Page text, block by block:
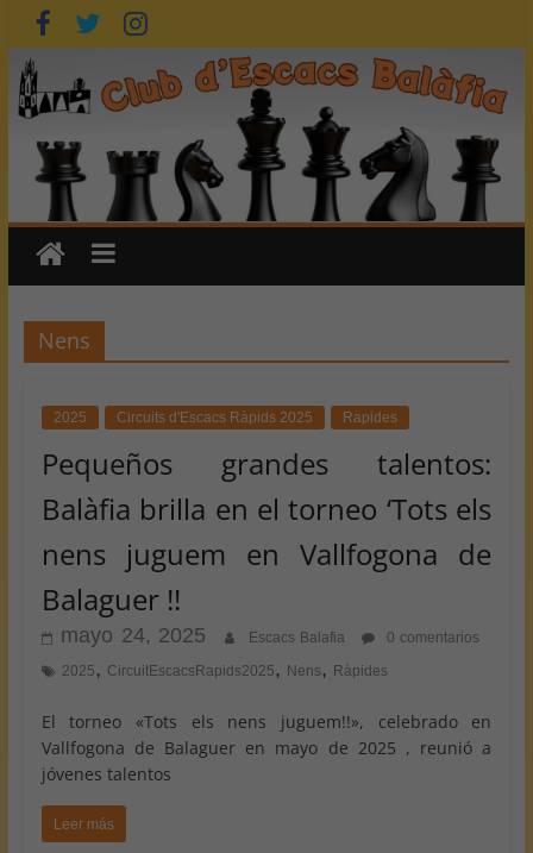
Saltar
al
contenido
Nens
2025 Circuits d'Escacs Ràpids 2025 Rapides
Pequeños grandes talentos:
Balàfia brilla en el torneo ‘Tots els
nens juguem en Vallfogona de
Balaguer !!
mayo 24, 2025 Escacs Balafia
0 comentarios
2025, CircuitEscacsRapids2025, Nens, Ràpides
El torneo «Tots els nens juguem!!», celebrado en
Vallfogona de Balaguer en mayo de 2025 , reunió a
jóvenes talentos
Leer más